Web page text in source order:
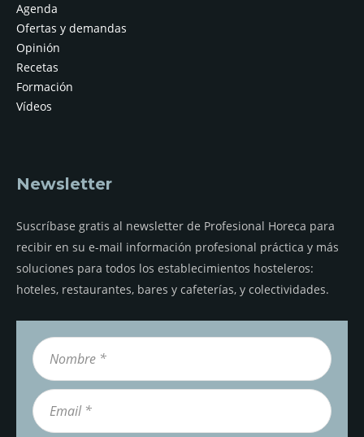
Agenda
Ofertas y demandas
Opinión
Recetas
Formación
Vídeos
Newsletter
Suscríbase gratis al newsletter de Profesional Horeca para
recibir en su e-mail información profesional práctica y más
soluciones para todos los establecimientos hosteleros:
hoteles, restaurantes, bares y cafeterías, y colectividades.